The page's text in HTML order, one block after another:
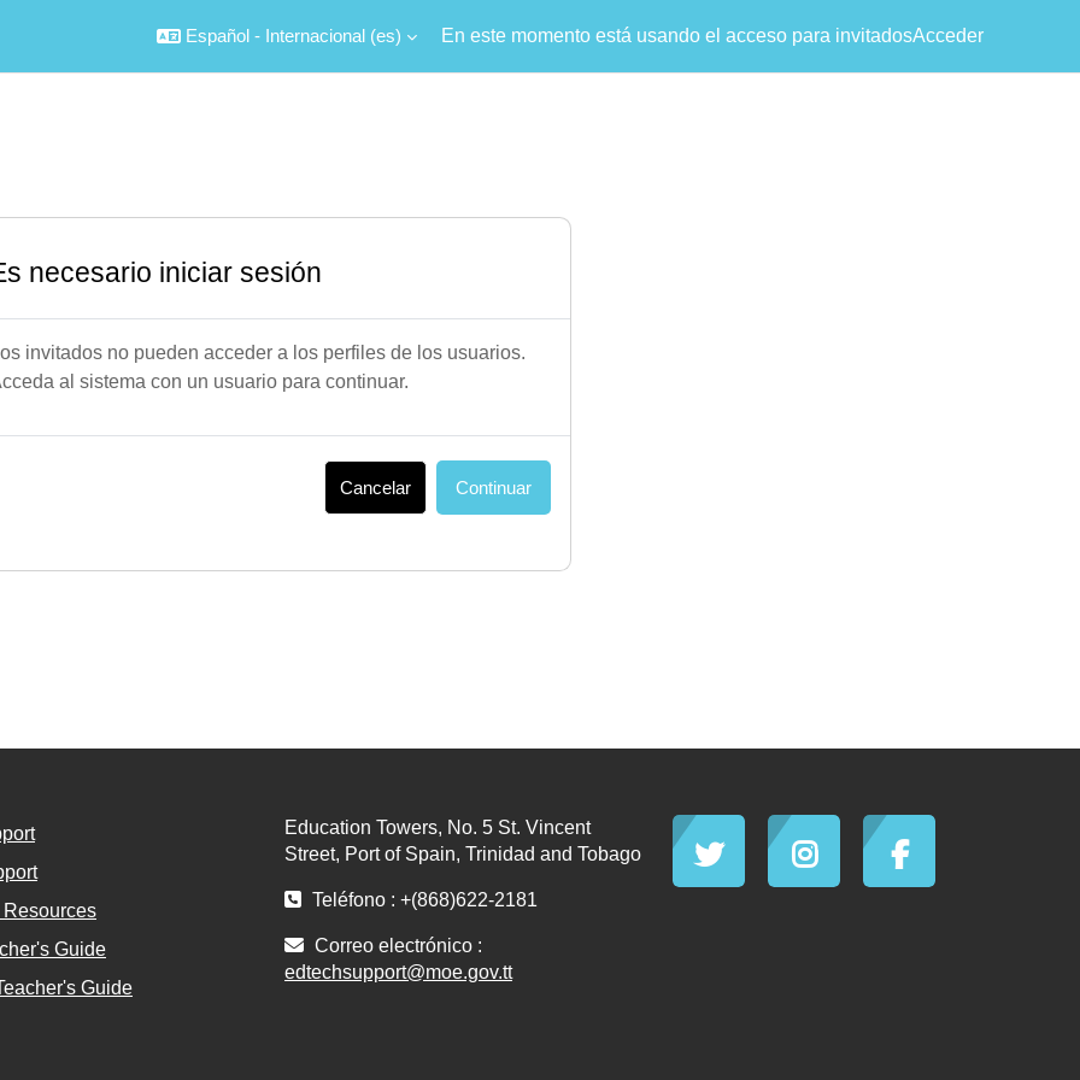
Español - Internacional ‎(es)‎ En este momento está usando el acceso para invitadosAcceder
necesario iniciar sesión
invitados no pueden acceder a los perfiles de los usuarios.
al sistema con un usuario para continuar.
Cancelar Continuar
Guide
Guide
Education Towers, No. 5 St. Vincent
Street, Port of Spain, Trinidad and Tobago
Teléfono : +(868)622-2181
Correo electrónico :
edtechsupport@moe.gov.tt